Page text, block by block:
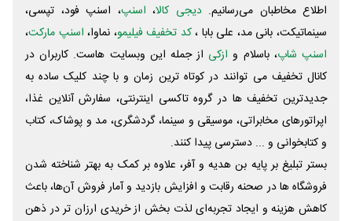
اطلاع مخاطبان می‌رسانیم. دیجی کالا، اسنپ، اسنپ فود، تپسی،
سینماتیکت، بانی مد، علی‌ بابا ،کد تخفیف فیلیمو، نماوا، اسنپ مارکت،
اسنپ شاپ، باسلام و ازکی از جمله این وبسایت ‌هاست. کاربران در
کانال تخفیف می توانند در کوتاه ترین زمان و با چند کلیک ساده به
جدیدترین تخفیف ها در گروه تاکسی اینترنتی، سفارش آنلاین غذا،
اپراتورهای مخابراتی، موسیقی و سینما، گردشگری، مد و پوشاک، کتاب
و کتابخوانی و ... دسترسی پیدا کنند.
بستر تبلیغ بر پایه بن هدیه و آفر، علاوه بر کمک به بهتر شناخته شدن
فروشگاه ها در صحنه رقابت و افزایش بازدید و آمار فروش آن‌ها، باعث
کاهش هزینه و ایجاد تجربه‌ای لذت بخش از خریدی ارزان تر در ذهن